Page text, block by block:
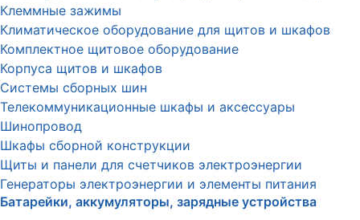
Клеммные зажимы
Климатическое оборудование для щитов и шкафов
Комплектное щитовое оборудование
Корпуса щитов и шкафов
Системы сборных шин
Телекоммуникационные шкафы и аксессуары
Шинопровод
Шкафы сборной конструкции
Щиты и панели для счетчиков электроэнергии
Генераторы электроэнергии и элементы питания
Батарейки, аккумуляторы, зарядные устройства